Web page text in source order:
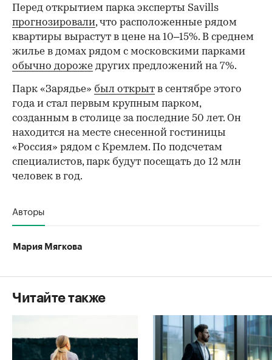
Перед открытием парка эксперты Savills
прогнозировали, что расположенные рядом
квартиры вырастут в цене на 10–15%. В среднем
жилье в домах рядом с московскими парками
обычно дороже других предложений на 7%.
Парк «Зарядье» был открыт в сентябре этого
года и стал первым крупным парком,
созданным в столице за последние 50 лет. Он
находится на месте снесенной гостиницы
«Россия» рядом с Кремлем. По подсчетам
специалистов, парк будут посещать до 12 млн
человек в год.
Авторы
Мария Мягкова
Читайте также